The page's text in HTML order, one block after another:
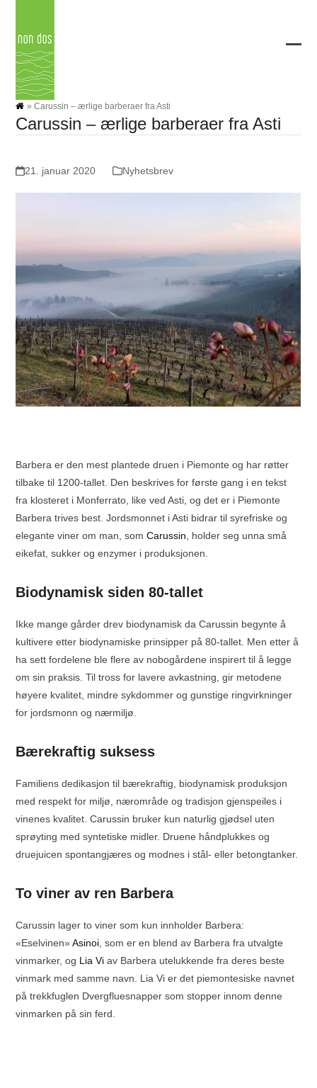
content
»Carussin – ærlige barberaer fra Asti
Carussin – ærlige barberaer fra Asti
21. januar 2020 Nyhetsbrev
Barbera er den mest plantede druen i Piemonte og har røtter
tilbake til 1200-tallet. Den beskrives for første gang i en tekst
fra klosteret i Monferrato, like ved Asti, og det er i Piemonte
Barbera trives best. Jordsmonnet i Asti bidrar til syrefriske og
elegante viner om man, somCarussin, holder seg unna små
eikefat, sukker og enzymer i produksjonen.
Biodynamisk siden 80-tallet
Ikke mange gårder drev biodynamisk da Carussin begynte å
kultivere etter biodynamiske prinsipper på 80-tallet. Men etter å
ha sett fordelene ble flere av nobogårdene inspirert til å legge
om sin praksis. Til tross for lavere avkastning, gir metodene
høyere kvalitet, mindre sykdommer og gunstige ringvirkninger
for jordsmonn og nærmiljø.
Bærekraftig suksess
Familiens dedikasjon til bærekraftig, biodynamisk produksjon
med respekt for miljø, nærområde og tradisjon gjenspeiles i
vinenes kvalitet. Carussin bruker kun naturlig gjødsel uten
sprøyting med syntetiske midler. Druene håndplukkes og
druejuicen spontangjæres og modnes i stål- eller betongtanker.
To viner av ren Barbera
Carussin lager to viner som kun innholder Barbera:
«Eselvinen»Asinoi, som er en blend av Barbera fra utvalgte
vinmarker, og Lia Vi av Barbera utelukkende fra deres beste
vinmark med samme navn. Lia Vi er det piemontesiske navnet
på trekkfuglen Dvergfluesnapper som stopper innom denne
vinmarken på sin ferd.